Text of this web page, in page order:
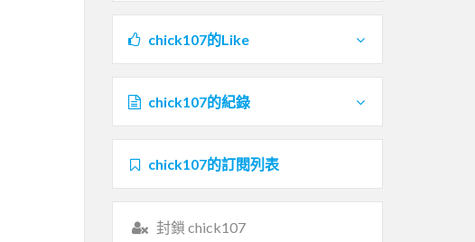
chick107的Like
chick107的紀錄
chick107的訂閱列表
封鎖 chick107